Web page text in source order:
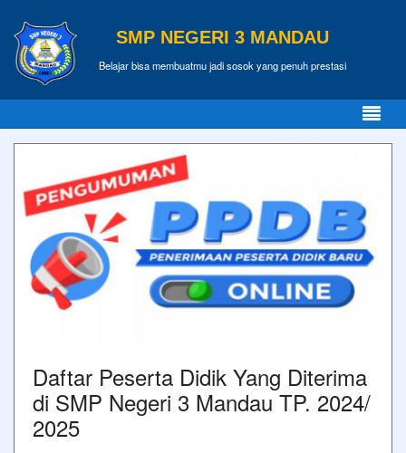
SMP NEGERI 3 MANDAU
Belajar bisa membuatmu jadi sosok yang penuh prestasi
Daftar Peserta Didik Yang Diterima
di SMP Negeri 3 Mandau TP. 2024/
2025